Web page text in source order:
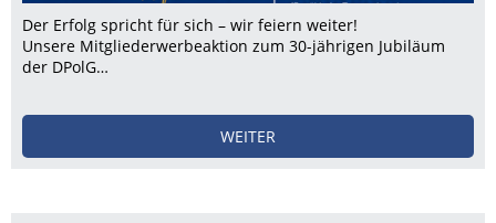
Der Erfolg spricht für sich – wir feiern weiter!
Unsere Mitgliederwerbeaktion zum 30-jährigen Jubiläum
der DPolG…
WEITER